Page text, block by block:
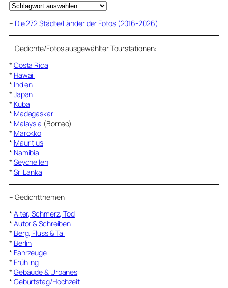
– Die 272 Städte/Länder der Fotos (2016-2026)
– Gedichte/Fotos ausgewählter Tourstationen:
* Costa Rica
* Hawaii
* Indien
* Japan
* Kuba
* Madagaskar
* Malaysia (Borneo)
* Marokko
* Mauritius
* Namibia
* Seychellen
* Sri Lanka
– Gedichtthemen:
* Alter, Schmerz, Tod
* Autor & Schreiben
* Berg, Fluss & Tal
* Berlin
* Fahrzeuge
* Frühling
* Gebäude & Urbanes
* Geburtstag/Hochzeit